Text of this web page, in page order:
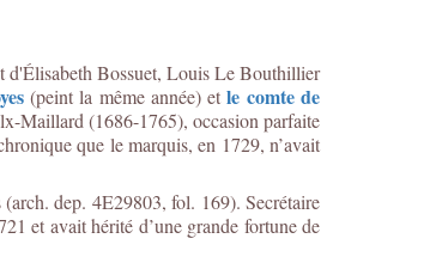
d'Élisabeth Bossuet, Louis Le Bouthillier
(peint la même année) etle comte de
Maillard (1686-1765), occasion parfaite
que le marquis, en 1729, n’avait
dep. 4E29803, fol. 169). Secrétaire
et avait hérité d’une grande fortune de